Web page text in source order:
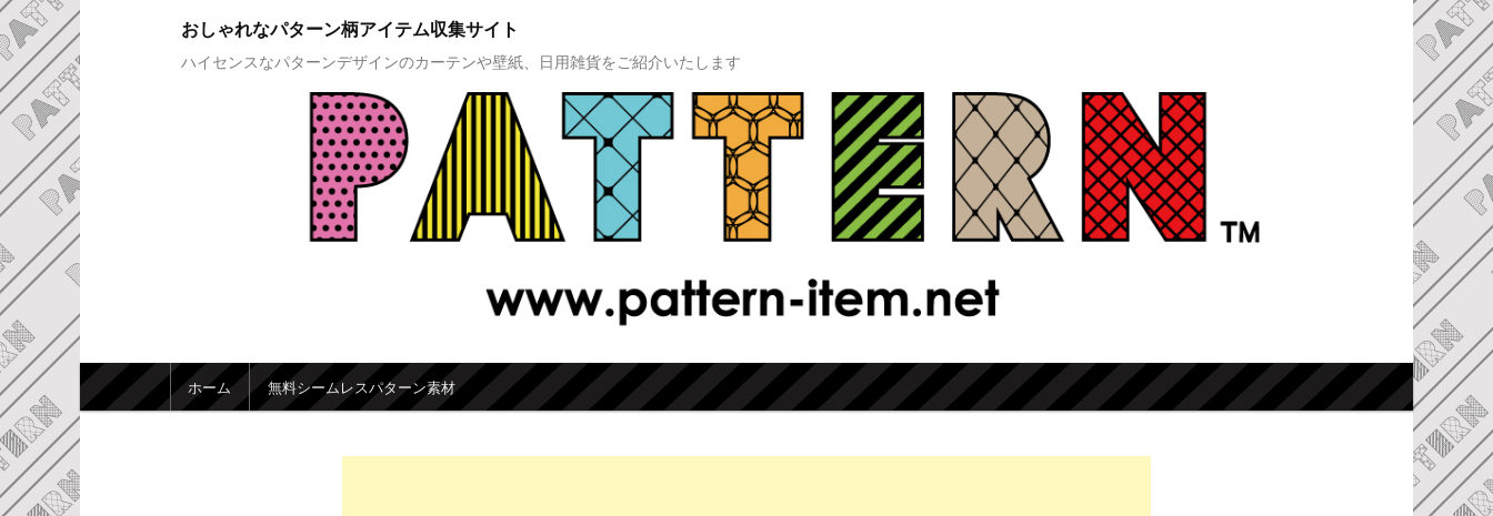
おしゃれなパターン柄アイテム収集サイト
ハイセンスなパターンデザインのカーテンや壁紙、日用雑貨をご紹介いたします
メインメニュー
メインコンテンツへ移動
サブコンテンツへ移動
ホーム 無料シームレスパターン素材